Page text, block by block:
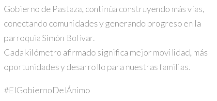
Gobierno de Pastaza, continúa construyendo más vías,
conectando comunidades y generando progreso en la
parroquia Simón Bolívar.
Cada kilómetro afirmado significa mejor movilidad, más
oportunidades y desarrollo para nuestras familias.
#ElGobiernoDelÁnimo